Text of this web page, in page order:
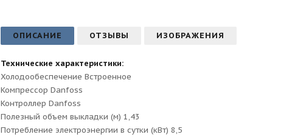
ОПИСАНИЕ ОТЗЫВЫ ИЗОБРАЖЕНИЯ
Технические характеристики:
Холодообеспечение Встроенное
Компрессор Danfoss
Контроллер Danfoss
Полезный объем выкладки (м) 1,43
Потребление электроэнергии в сутки (кВт) 8,5